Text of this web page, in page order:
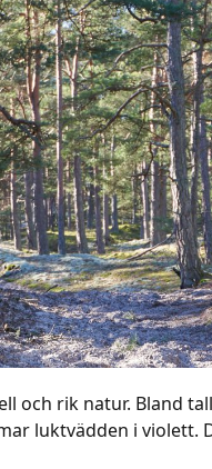
och rik natur. Bland
luktvädden i violett.